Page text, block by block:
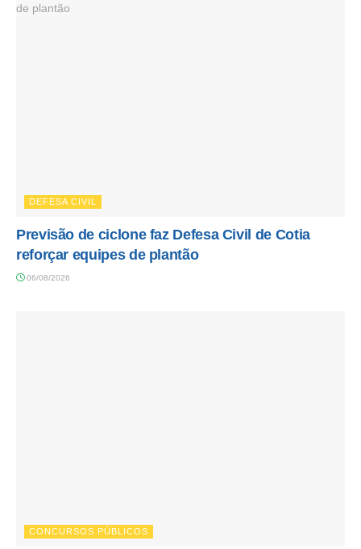
DEFESA CIVIL
Previsão de ciclone faz Defesa Civil de Cotia
reforçar equipes de plantão
06/08/2026
CONCURSOS PÚBLICOS